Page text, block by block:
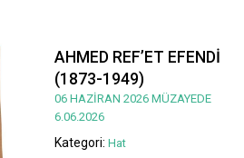
AHMED REF’ET EFENDİ
(1873-1949)
06 HAZİRAN 2026 MÜZAYEDE
6.06.2026
Kategori: Hat